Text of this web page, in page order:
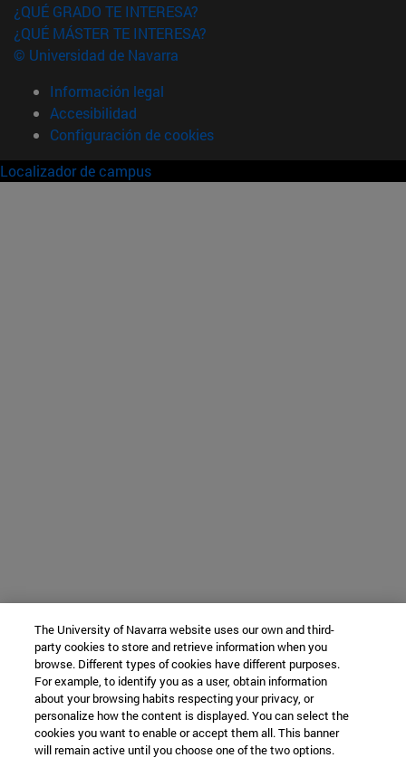
¿QUÉ GRADO TE INTERESA?
¿QUÉ MÁSTER TE INTERESA?
© Universidad de Navarra
Información legal
Accesibilidad
Configuración de cookies
Localizador de campus
The University of Navarra website uses our own and third-
party cookies to store and retrieve information when you
browse. Different types of cookies have different purposes.
For example, to identify you as a user, obtain information
about your browsing habits respecting your privacy, or
personalize how the content is displayed. You can select the
cookies you want to enable or accept them all. This banner
will remain active until you choose one of the two options.